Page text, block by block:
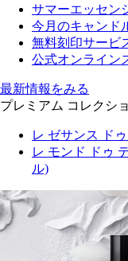
サマーエッセン
今月のキャンド
無料刻印サービ
公式オンライン
最新情報をみる
プレミアム コレクシ
レ ゼサンス ド
レ モンド ドゥ
ル)